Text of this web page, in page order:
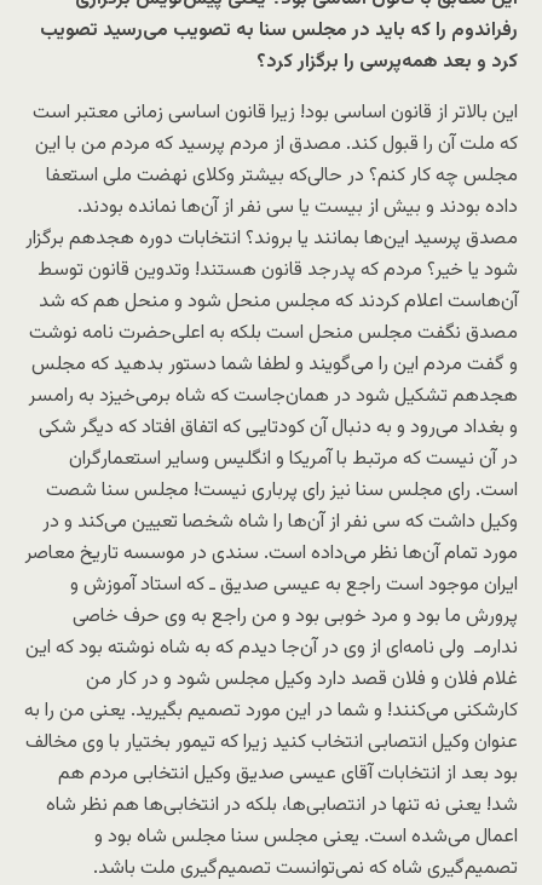
رفراندوم را که باید در مجلس سنا به تصویب می‌رسید تصویب
کرد و بعد همه‌پرسی را برگزار کرد؟
این بالاتر از قانون اساسی بود! زیرا قانون اساسی زمانی معتبر است
که ملت آن را قبول کند. مصدق از مردم پرسید که مردم من با این
مجلس چه کار کنم؟ در حالی‌که بیشتر وکلای نهضت ملی استعفا
داده بودند و بیش از بیست یا سی نفر از آن‌ها نمانده بودند.
مصدق پرسید این‌ها بمانند یا بروند؟ انتخابات دوره هجدهم برگزار
شود یا خیر؟ مردم که پدر‌جد قانون هستند! وتدوین قانون توسط
آن‌هاست اعلام کردند که مجلس منحل شود و منحل هم که شد
مصدق نگفت مجلس منحل است بلکه به اعلی‌حضرت نامه نوشت
و گفت مردم این را می‌گویند و لطفا شما دستور بدهید که مجلس
هجدهم تشکیل شود در همان‌جاست که شاه برمی‌خیزد به رامسر
و بغداد می‌رود و به دنبال آن کودتایی که اتفاق افتاد که دیگر شکی
در آن نیست که مرتبط با آمریکا و انگلیس وسایر استعمارگران
است. رای مجلس سنا نیز رای پرباری نیست! مجلس سنا شصت
وکیل داشت که سی نفر از آن‌ها را شاه شخصا تعیین می‌کند و در
مورد تمام آن‌ها نظر می‌داده است. سندی در موسسه تاریخ معاصر
ایران موجود است راجع به عیسی صدیق ـ که استاد آموزش و
پرورش ما بود و مرد خوبی بود و من راجع به وی حرف خاصی
ندارمـ ولی نامه‌ای از وی در آن‌جا دیدم که به شاه نوشته بود که این
غلام فلان و فلان قصد دارد وکیل مجلس شود و در کار من
کارشکنی می‌کنند! و شما در این مورد تصمیم بگیرید. یعنی من را به
عنوان وکیل انتصابی انتخاب کنید زیرا که تیمور بختیار با وی مخالف
بود بعد از انتخابات آقای عیسی صدیق وکیل انتخابی مردم هم
شد! یعنی نه تنها در انتصابی‌ها، بلکه در انتخابی‌ها هم نظر شاه
اعمال می‌شده است. یعنی مجلس سنا مجلس شاه بود و
تصمیم‌گیری شاه که نمی‌توانست تصمیم‌گیری ملت باشد.